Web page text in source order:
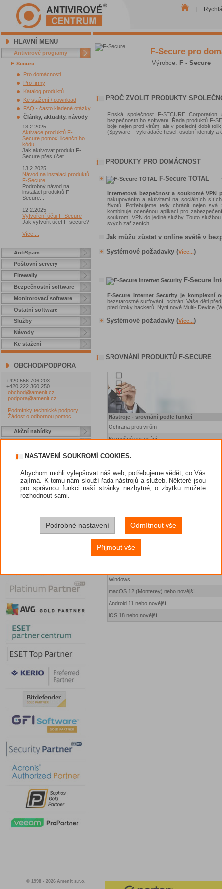
HLAVNÍ MENU
Antivirové programy
F-Secure
Pro domácnosti
Pro firmy
Katalog produktů
Ke stažení / download
FAQ - často kladené otázky
Články, aktuality, návody
13.2.2025
Aktivace produktů F-
Secure pomocí licenčního
kódu
Jak aktivovat produkt F-
Secure přes účet...
13.2.2025
Návod na instalaci produktů
F-Secure
Podrobný návod na
instalaci produktů F-
Secure...
12.2.2025
Vytvoření účtu F-Secure
Jak vytvořit účet F-secure?
Více ...
AntiSpam
Poštovní servery
Firewally
Bezpečnostní software
Monitorovací software
Ostatní software
Služby
Návody
Ke stažení
OBCHOD/PODPORA
+420 556 706 203
+420 222 360 250
obchod@amenit.cz
podpora@amenit.cz
Podmínky technické podpory
Žádost o odbornou pomoc
Akční nabídky
Dárek při nákupu
Obchodní podmínky
Prodejci
Potřebuji poradit
F-Secure pro
Výrobce: F - Secure
PROČ ZVOLIT PRODUKTY
Finská společnost F-SECURE
bezpečnostního software. Řada produktů F-
boje nejen proti virům, ale v poslední době
(Spyware – vykrádače hesel, osobní identity a
PRODUKTY PRO DOMÁCNOST
F-Secure TOTAL
Internetová bezpečnost a soukromé VPN
nakupováním a aktivitami na sociálních
životů. Potřebujeme tedy chránit nejen
kombinuje oceněnou aplikaci pro
soukromí VPN do jediné služby. Touto
svých zařízeních.
Jak můžu zůstat v online světě v
Systémové požadavky (Více...)
F-Secure
F-Secure Internet Security je komplexní
bezstarostné surfování, ochrání Vaše děti
před útoky hackerů. Nyní nově Multi- Device
Systémové požadavky (Více...)
SROVNÁNÍ PRODUKTŮ F-SECURE
Nástroje - srovnání podle funkcí
Ochrana proti virům
Bezpečné surfování
Rodinné pravidla
Lokalizátor
Virtuální poloha
Ochrana sledování
Uživatelská podpora
F-Secure účet
Windows
macOS 12 (Monterey) nebo novější
Android 11 nebo novější
iOS 18 nebo novější
© 1998 - 2026 Amenit s.r.o.
NASTAVENÍ SOUKROMÍ COOKIES.
Abychom mohli vylepšovat náš web, potřebujeme vědět, co Vás
zajímá. K tomu nám slouží řada nástrojů a služeb. Některé jsou
pro správnou funkci naší stránky nezbytné, o zbytku můžete
rozhodnout sami.
Podrobné nastavení Odmítnout vše
Přijmout vše